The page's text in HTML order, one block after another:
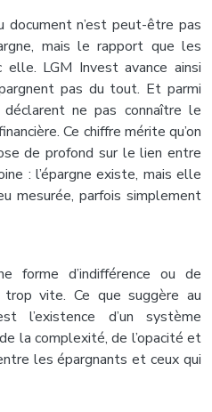
n’est peut-être pas
mais le rapport que les
elle. LGM Invest avance ainsi
pas du tout. Et parmi
ne pas connaître le
Ce chiffre mérite qu’on
de profond sur le lien entre
: l’épargne existe, mais elle
mesurée, parfois simplement
forme d’indifférence ou de
vite. Ce que suggère au
l’existence d’un système
la complexité, de l’opacité et
les épargnants et ceux qui